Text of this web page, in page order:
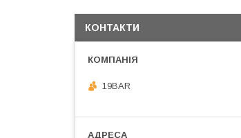
КОНТАКТИ
19BAR